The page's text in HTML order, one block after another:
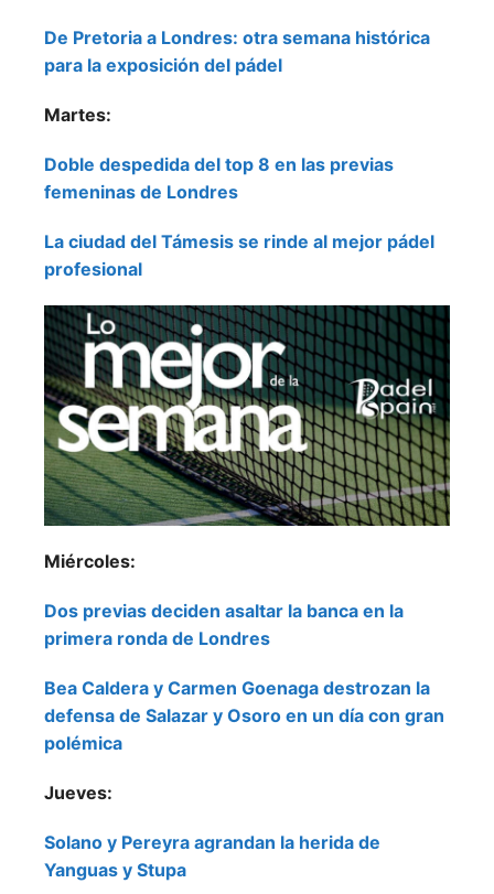
De Pretoria a Londres: otra semana histórica
para la exposición del pádel
Martes:
Doble despedida del top 8 en las previas
femeninas de Londres
La ciudad del Támesis se rinde al mejor pádel
profesional
Miércoles:
Dos previas deciden asaltar la banca en la
primera ronda de Londres
Bea Caldera y Carmen Goenaga destrozan la
defensa de Salazar y Osoro en un día con gran
polémica
Jueves:
Solano y Pereyra agrandan la herida de
Yanguas y Stupa